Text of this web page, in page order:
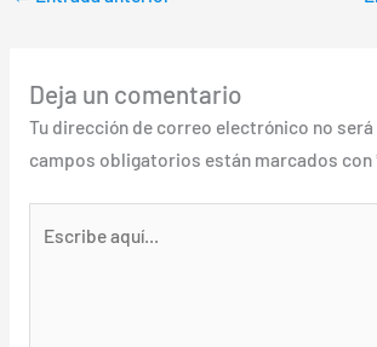
Deja un comentario
Tu dirección de correo electrónico no será
campos obligatorios están marcados con
aquí...